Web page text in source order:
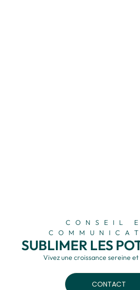
CONSEIL
SUBLIMER LES
Vivez une croissance sereine
CONTACT